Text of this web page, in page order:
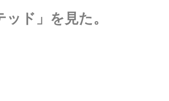
ッド」を見た。